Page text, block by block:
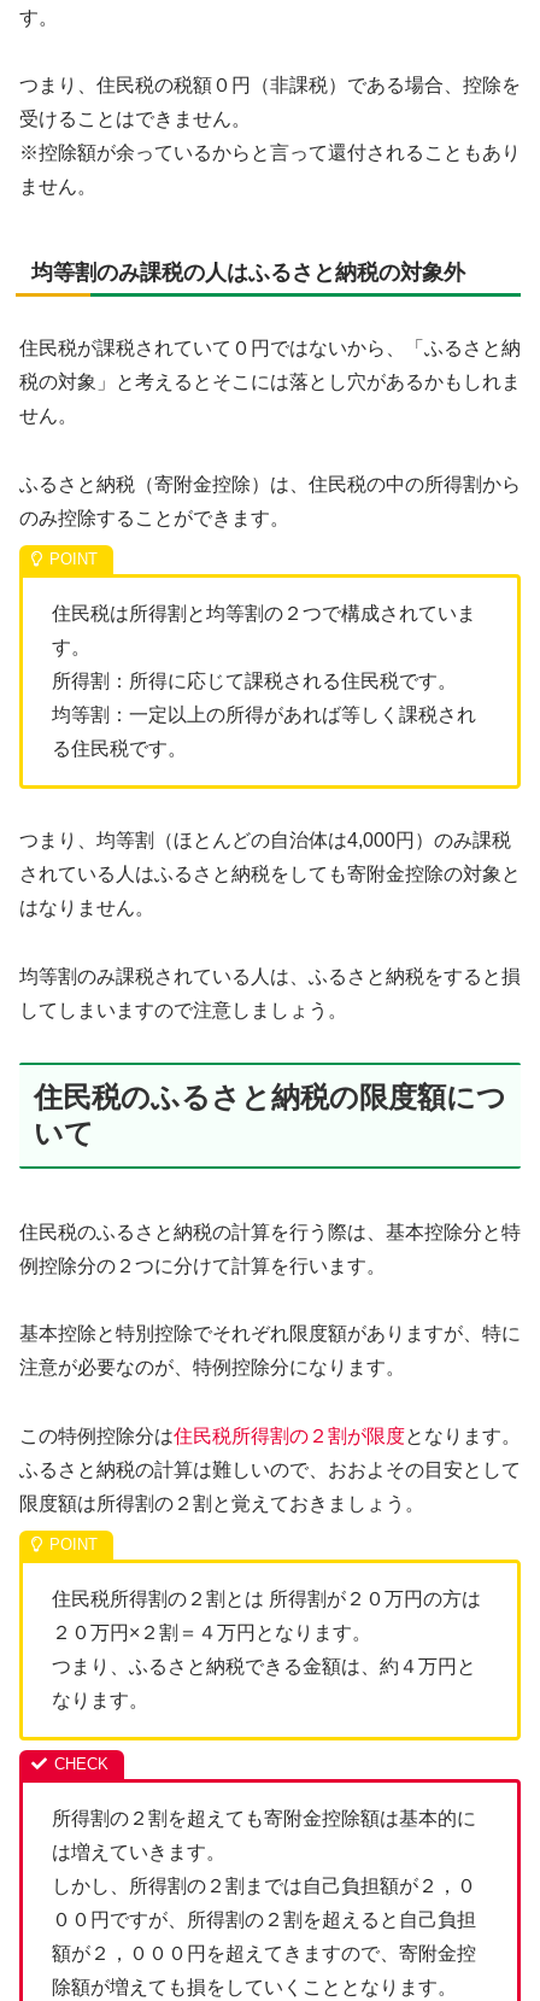
す。
つまり、住民税の税額０円（非課税）である場合、控除を
受けることはできません。
※控除額が余っているからと言って還付されることもあり
ません。
均等割のみ課税の人はふるさと納税の対象外
住民税が課税されていて０円ではないから、「ふるさと納
税の対象」と考えるとそこには落とし穴があるかもしれま
せん。
ふるさと納税（寄附金控除）は、住民税の中の所得割から
のみ控除することができます。
住民税は所得割と均等割の２つで構成されていま
す。
所得割：所得に応じて課税される住民税です。
均等割：一定以上の所得があれば等しく課税され
る住民税です。
つまり、均等割（ほとんどの自治体は4,000円）のみ課税
されている人はふるさと納税をしても寄附金控除の対象と
はなりません。
均等割のみ課税されている人は、ふるさと納税をすると損
してしまいますので注意しましょう。
住民税のふるさと納税の限度額につ
いて
住民税のふるさと納税の計算を行う際は、基本控除分と特
例控除分の２つに分けて計算を行います。
基本控除と特別控除でそれぞれ限度額がありますが、特に
注意が必要なのが、特例控除分になります。
この特例控除分は住民税所得割の２割が限度となります。
ふるさと納税の計算は難しいので、おおよその目安として
限度額は所得割の２割と覚えておきましょう。
住民税所得割の２割とは 所得割が２０万円の方は
２０万円×２割＝４万円となります。
つまり、ふるさと納税できる金額は、約４万円と
なります。
所得割の２割を超えても寄附金控除額は基本的に
は増えていきます。
しかし、所得割の２割までは自己負担額が２，０
００円ですが、所得割の２割を超えると自己負担
額が２，０００円を超えてきますので、寄附金控
除額が増えても損をしていくこととなります。